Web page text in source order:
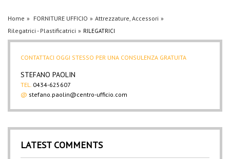
Home FORNITURE UFFICIO
Attrezzature, Accessori
Rilegatrici - Plastificatrici
RILEGATRICI
CONTATTACI OGGI STESSO PER UNA CONSULENZA GRATUITA
STEFANO PAOLIN
TEL.
0434-625607
@ stefano.paolin@centro-ufficio.com
LATEST COMMENTS